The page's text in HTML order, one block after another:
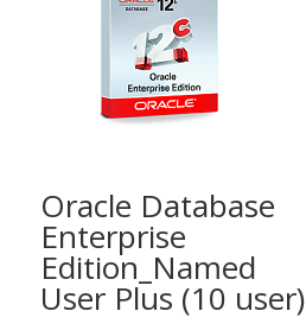
Oracle Database
Enterprise
Edition_Named
User Plus (10 user)